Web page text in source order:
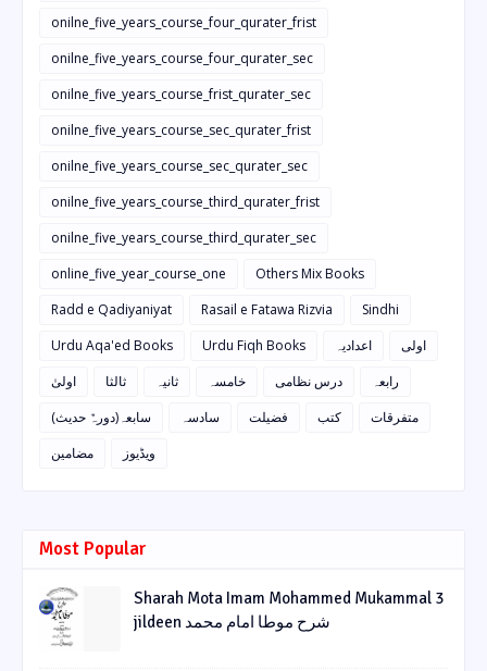
onilne_five_years_course_four_qurater_frist
onilne_five_years_course_four_qurater_sec
onilne_five_years_course_frist_qurater_sec
onilne_five_years_course_sec_qurater_frist
onilne_five_years_course_sec_qurater_sec
onilne_five_years_course_third_qurater_frist
onilne_five_years_course_third_qurater_sec
online_five_year_course_one
Others Mix Books
Radd e Qadiyaniyat
Rasail e Fatawa Rizvia
Sindhi
Urdu Aqa'ed Books
Urdu Fiqh Books اعدادیہ
اولی
اولیٰ
ثالثا ثانیہ خامسہ درس نظامی
رابعہ
سابعہ(دورہٌ حدیث)
سادسہ فضیلت کتب
متفرقات
مضامین
ویڈیوز
Most Popular
Sharah Mota Imam Mohammed Mukammal 3
jildeen شرح موطا امام محمد